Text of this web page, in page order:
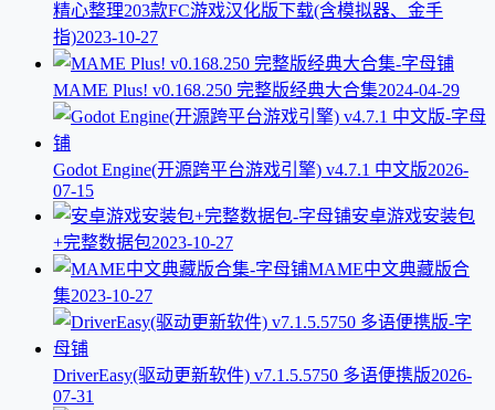
精心整理203款FC游戏汉化版下载(含模拟器、金手
指)2023-10-27
MAME Plus! v0.168.250 完整版经典大合集2024-04-29
Godot Engine(开源跨平台游戏引擎) v4.7.1 中文版2026-
07-15
安卓游戏安装包
+完整数据包2023-10-27
MAME中文典藏版合
集2023-10-27
DriverEasy(驱动更新软件) v7.1.5.5750 多语便携版2026-
07-31